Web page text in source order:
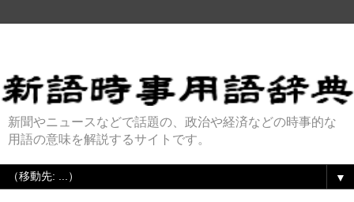
新聞やニュースなどで話題の、政治や経済などの時事的な
用語の意味を解説するサイトです。
▼